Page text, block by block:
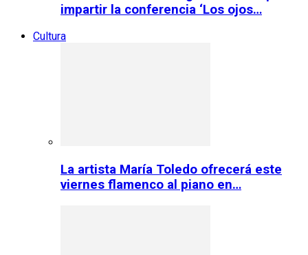
impartir la conferencia ‘Los ojos…
Cultura
La artista María Toledo ofrecerá este
viernes flamenco al piano en…